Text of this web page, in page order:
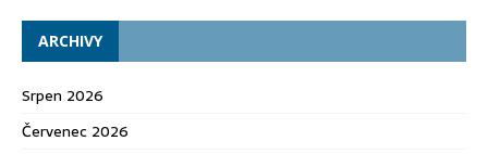
ARCHIVY
Srpen 2026
Červenec 2026